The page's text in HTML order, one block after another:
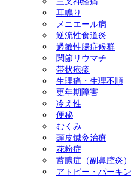
耳鳴り
メニエール病
逆流性食道炎
過敏性腸症候群
関節リウマチ
帯状疱疹
生理痛・生理不順
更年期障害
冷え性
便秘
むくみ
頭皮鍼灸治療
花粉症
蓄膿症（副鼻腔炎）
アトピー・パーキ